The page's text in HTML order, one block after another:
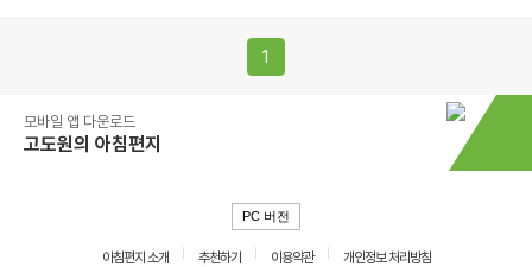
1
모바일 앱 다운로드
고도원의 아침편지
PC 버전
아침편지 소개 추천하기 이용약관
개인정보 처리방침